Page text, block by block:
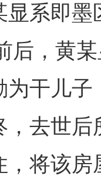
即墨
后，黄
为干儿
，去世
，将该